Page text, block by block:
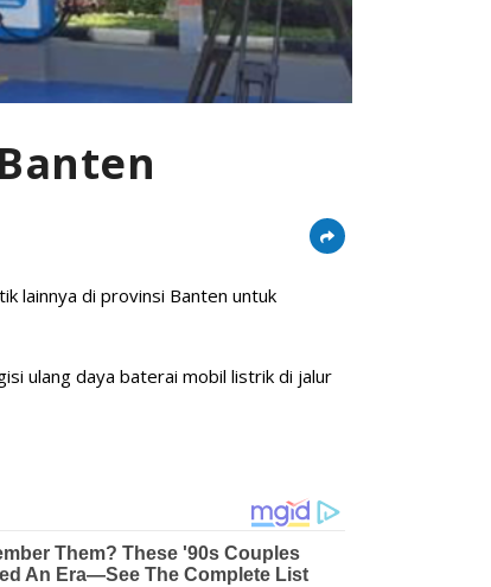
lainnya di provinsi Banten untuk
ulang daya baterai mobil listrik di jalur